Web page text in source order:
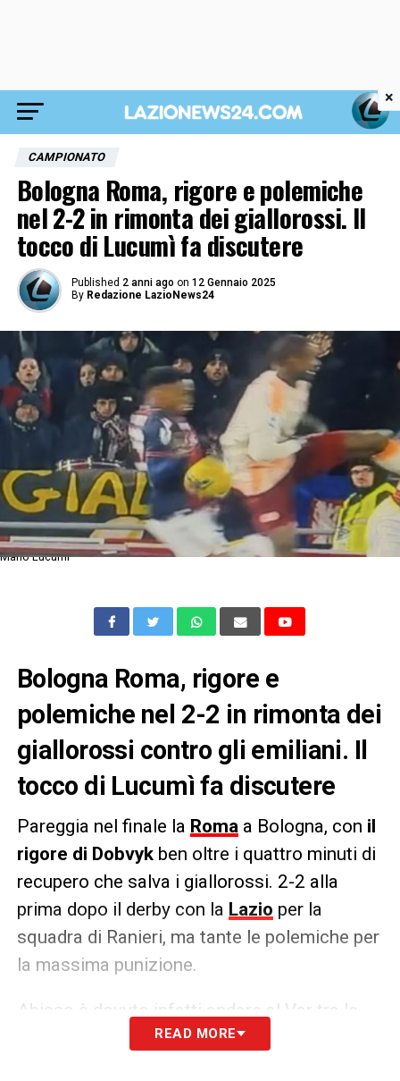
CAMPIONATO
Bologna Roma, rigore e polemiche
nel 2-2 in rimonta dei giallorossi. Il
tocco di Lucumì fa discutere
Published 2 anni ago on 12 Gennaio 2025
By Redazione LazioNews24
Mano Lucumì
Bologna Roma, rigore e
polemiche nel 2-2 in rimonta dei
giallorossi contro gli emiliani. Il
tocco di Lucumì fa discutere
Pareggia nel finale la Roma a Bologna, con il
rigore di Dobvykben oltre i quattro minuti di
recupero che salva i giallorossi. 2-2 alla
prima dopo il derby con la Lazio per la
squadra di Ranieri, ma tante le polemiche per
la massima punizione.
Abisso è dovuto infatti andare al Var tra le
tante polemiche di Mancini e compagni
READ MORE
×